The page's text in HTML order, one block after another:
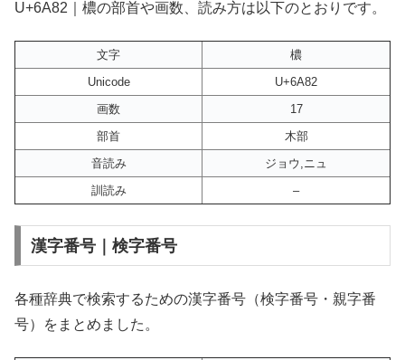
U+6A82｜檂の部首や画数、読み方は以下のとおりです。
文字
檂
Unicode
U+6A82
画数
17
部首
木部
音読み
ジョウ,ニュ
訓読み
–
漢字番号｜検字番号
各種辞典で検索するための漢字番号（検字番号・親字番
号）をまとめました。